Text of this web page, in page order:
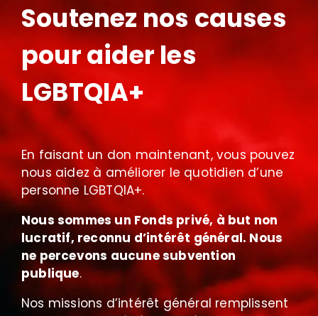
Soutenez nos causes
pour aider les
LGBTQIA+
En faisant un don maintenant, vous pouvez
nous aidez à améliorer le quotidien d’une
personne LGBTQIA+.
Nous sommes un Fonds privé, à but non
lucratif, reconnu d’intérêt général. Nous
ne percevons aucune subvention
publique.
Nos missions d’intérêt général remplissent